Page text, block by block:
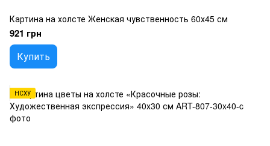
Картина на холсте Женская чувственность 60х45 см
921 грн
Купить
НСХУ